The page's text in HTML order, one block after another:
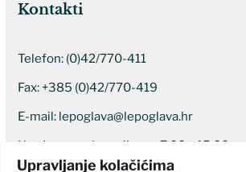
Upravljanje kolačićima
Kontakti
Telefon: (0)42/770-411
Fax: +385 (0)42/770-419
E-mail: lepoglava@lepoglava.hr
Uredovno radno vrijeme: 7:00 – 15:00